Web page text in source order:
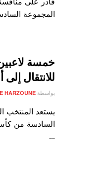
المجموعة
خمسة
للانتقال إلى
بواسطة HARZOUNE
يستعد المنتخب
...